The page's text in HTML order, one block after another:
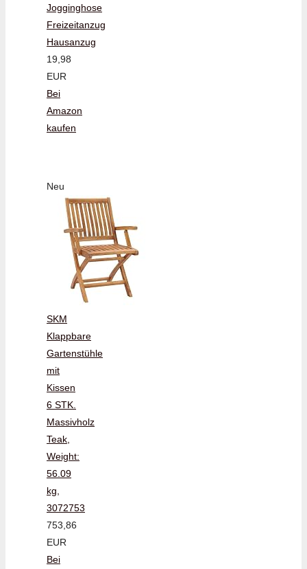
Jogginghose
Freizeitanzug
Hausanzug
19,98
EUR
Bei
Amazon
kaufen
Neu
SKM
Klappbare
Gartenstühle
mit
Kissen
6 STK.
Massivholz
Teak,
Weight:
56.09
kg,
3072753
753,86
EUR
Bei